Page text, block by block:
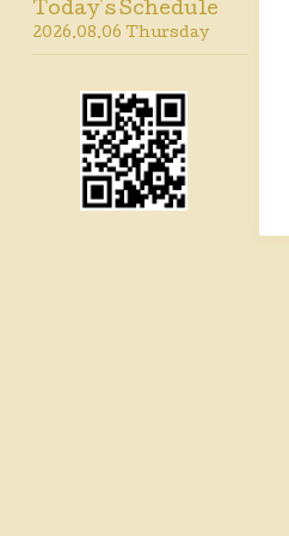
Today's Schedule
2026.08.06 Thursday